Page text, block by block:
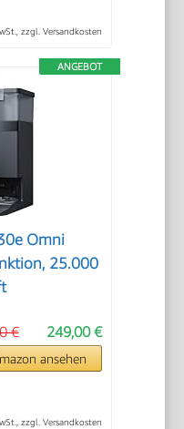
zzgl. Versandkosten
ANGEBOT
Omni
25.000
249,00 €
€
ansehen
zzgl. Versandkosten